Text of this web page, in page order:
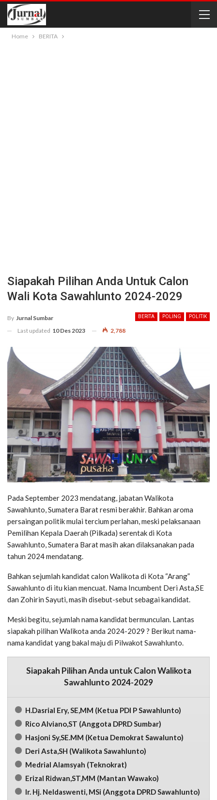
Home BERITA
Siapakah Pilihan Anda Untuk Calon
Wali Kota Sawahlunto 2024-2029
BERITA POLING POLITIK
By Jurnal Sumbar
Last updated 10 Des 2023 2,788
Pada September 2023 mendatang, jabatan Walikota
Sawahlunto, Sumatera Barat resmi berakhir. Bahkan aroma
persaingan politik mulai tercium perlahan, meski pelaksanaan
Pemilihan Kepala Daerah (Pilkada) serentak di Kota
Sawahlunto, Sumatera Barat masih akan dilaksanakan pada
tahun 2024 mendatang.
Bahkan sejumlah kandidat calon Walikota di Kota “Arang”
Sawahlunto di itu kian mencuat. Nama Incumbent Deri Asta,SE
dan Zohirin Sayuti, masih disebut-sebut sebagai kandidat.
Meski begitu, sejumlah nama kandidat bermunculan. Lantas
siapakah pilihan Walikota anda 2024-2029 ? Berikut nama-
nama kandidat yang bakal maju di Pilwakot Sawahlunto.
Siapakah Pilihan Anda untuk Calon Walikota
Sawahlunto 2024-2029
H.Dasrial Ery, SE,MM (Ketua PDI P Sawahlunto)
Rico Alviano,ST (Anggota DPRD Sumbar)
Hasjoni Sy,SE.MM (Ketua Demokrat Sawalunto)
Deri Asta,SH (Walikota Sawahlunto)
Medrial Alamsyah (Teknokrat)
Erizal Ridwan,ST,MM (Mantan Wawako)
Ir. Hj. Neldaswenti, MSi (Anggota DPRD Sawahlunto)